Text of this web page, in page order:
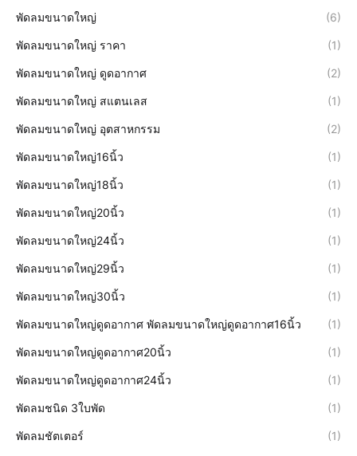
พัดลมขนาดใหญ่ (6)
พัดลมขนาดใหญ่ ราคา (1)
พัดลมขนาดใหญ่ ดูดอากาศ (2)
พัดลมขนาดใหญ่ สแตนเลส (1)
พัดลมขนาดใหญ่ อุตสาหกรรม (2)
พัดลมขนาดใหญ่16นิ้ว (1)
พัดลมขนาดใหญ่18นิ้ว (1)
พัดลมขนาดใหญ่20นิ้ว (1)
พัดลมขนาดใหญ่24นิ้ว (1)
พัดลมขนาดใหญ่29นิ้ว (1)
พัดลมขนาดใหญ่30นิ้ว (1)
พัดลมขนาดใหญ่ดูดอากาศ พัดลมขนาดใหญ่ดูดอากาศ16นิ้ว (1)
พัดลมขนาดใหญ่ดูดอากาศ20นิ้ว (1)
พัดลมขนาดใหญ่ดูดอากาศ24นิ้ว (1)
พัดลมชนิด 3ใบพัด (1)
พัดลมชัตเตอร์ (1)